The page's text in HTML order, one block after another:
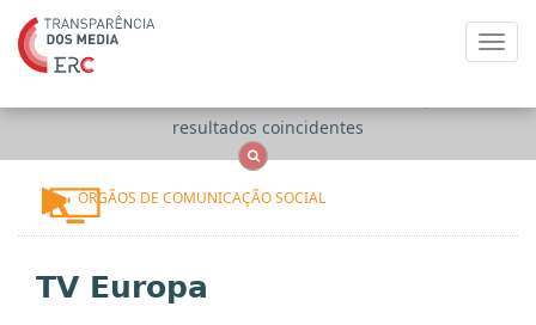
resultados coincidentes
ÓRGÃOS DE COMUNICAÇÃO SOCIAL
TV Europa